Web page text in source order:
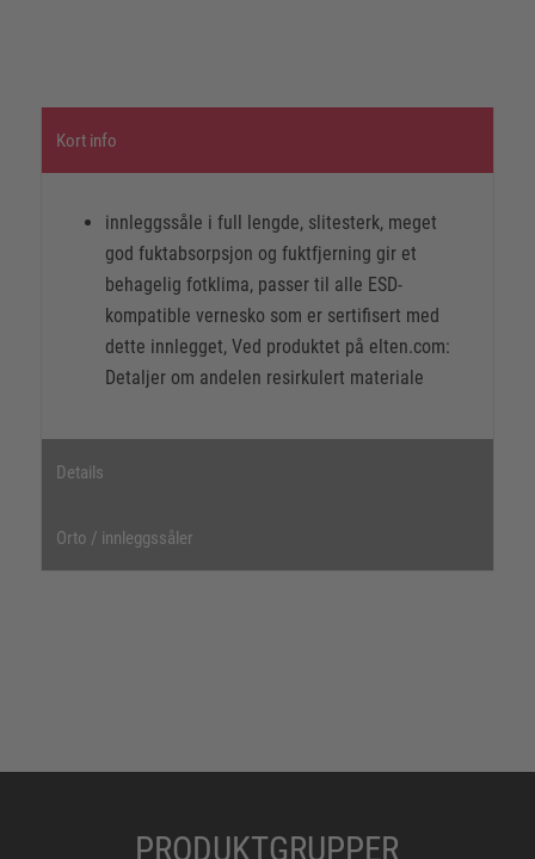
Kort info
innleggssåle i full lengde, slitesterk, meget
god fuktabsorpsjon og fuktfjerning gir et
behagelig fotklima, passer til alle ESD-
kompatible vernesko som er sertifisert med
dette innlegget, Ved produktet på elten.com:
Detaljer om andelen resirkulert materiale
Details
Orto / innleggssåler
PRODUKTGRUPPER